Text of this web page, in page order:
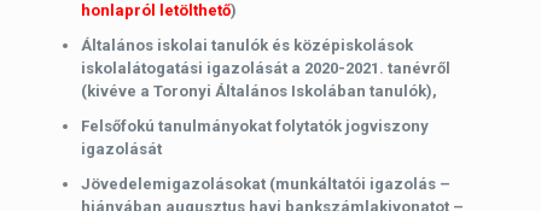
honlapról letölthető)
Általános iskolai tanulók és középiskolások
iskolalátogatási igazolását a 2020-2021. tanévről
(kivéve a Toronyi Általános Iskolában tanulók),
Felsőfokú tanulmányokat folytatók jogviszony
igazolását
Jövedelemigazolásokat (munkáltatói igazolás –
hiányában augusztus havi bankszámlakivonatot –